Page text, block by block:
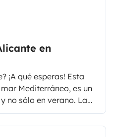
en
¡A qué esperas! Esta
Mediterráneo, es un
no sólo en verano. La
parte de la Costa
Comunidad